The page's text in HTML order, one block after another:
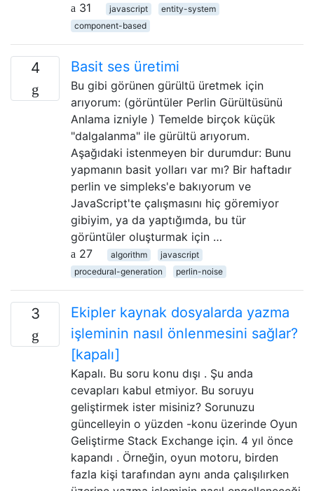
31
javascript
entity-system
component-based
4 Basit ses üretimi
Bu gibi görünen gürültü üretmek için
arıyorum: (görüntüler Perlin Gürültüsünü
Anlama izniyle ) Temelde birçok küçük
"dalgalanma" ile gürültü arıyorum.
Aşağıdaki istenmeyen bir durumdur: Bunu
yapmanın basit yolları var mı? Bir haftadır
perlin ve simpleks'e bakıyorum ve
JavaScript'te çalışmasını hiç göremiyor
gibiyim, ya da yaptığımda, bu tür
görüntüler oluşturmak için …
27
algorithm
javascript
procedural-generation
perlin-noise
3
Ekipler kaynak dosyalarda yazma
işleminin nasıl önlenmesini sağlar?
[kapalı]
Kapalı. Bu soru konu dışı . Şu anda
cevapları kabul etmiyor. Bu soruyu
geliştirmek ister misiniz? Sorunuzu
güncelleyin o yüzden -konu üzerinde Oyun
Geliştirme Stack Exchange için. 4 yıl önce
kapandı . Örneğin, oyun motoru, birden
fazla kişi tarafından aynı anda çalışılırken